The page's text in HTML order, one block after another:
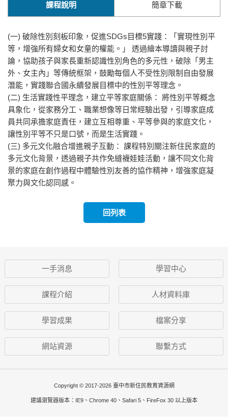
課程說明 簡章下載
(一) 破除性別刻板印象，促進SDGs目標5實踐：「實現性別平
等，增強所有婦女和女童的權能。」 透過繪本導讀與親子討
論，協助孩子與家長重新認識性別角色的多元性，破除「男主
外、女主內」等傳統框架，鼓勵每個人不受性別限制自由發展
潛能，實踐聯合國永續發展目標中的性別平等理念。
(二) 生活實踐性平理念，建立平等家庭關係： 將性別平等概念
具象化，從家務分工、職業想像等日常經驗出發，引導家庭成
員共同承擔家庭責任，建立互相尊重、平等參與的家庭文化，
讓性別平等不只是口號，而是生活實踐。
(三) 多元文化融合增進親子互動： 課程特別關注新住民家庭的
多元文化背景，透過親子共作免縫襪娃娃活動，讓不同文化背
景的家庭在創作過程中體驗性別友善的協作精神，增強家庭凝
聚力與文化認同感。
回列表
一手消息 學習中心
課程介紹 人材資料庫
學習成果 檔案分享
網站資源 聯繫方式
Copyright © 2017-2026 臺中市新住民教育資源網
建議瀏覽器版本：IE9、Chrome 40、Safari 5、FireFox 30 以上版本